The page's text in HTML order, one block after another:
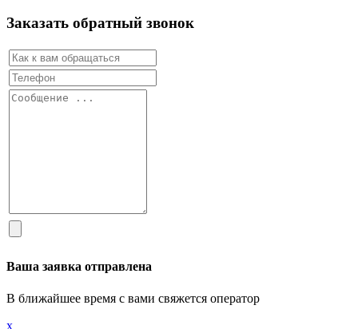
Заказать обратный звонок
Ваша заявка отправлена
В ближайшее время с вами свяжется оператор
х